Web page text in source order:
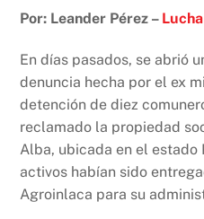
c
e
b
o
o
k
at
s
A
p
p
nt
Por: Leander Pérez –
En días pasados, se abrió
denuncia hecha por el ex
detención de diez
reclamado la propiedad
Alba, ubicada en el estado
activos habían sido
Agroinlaca para su